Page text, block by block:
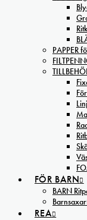
PAPPER
FÖR BARN
BARN
Barnsaxar
REA